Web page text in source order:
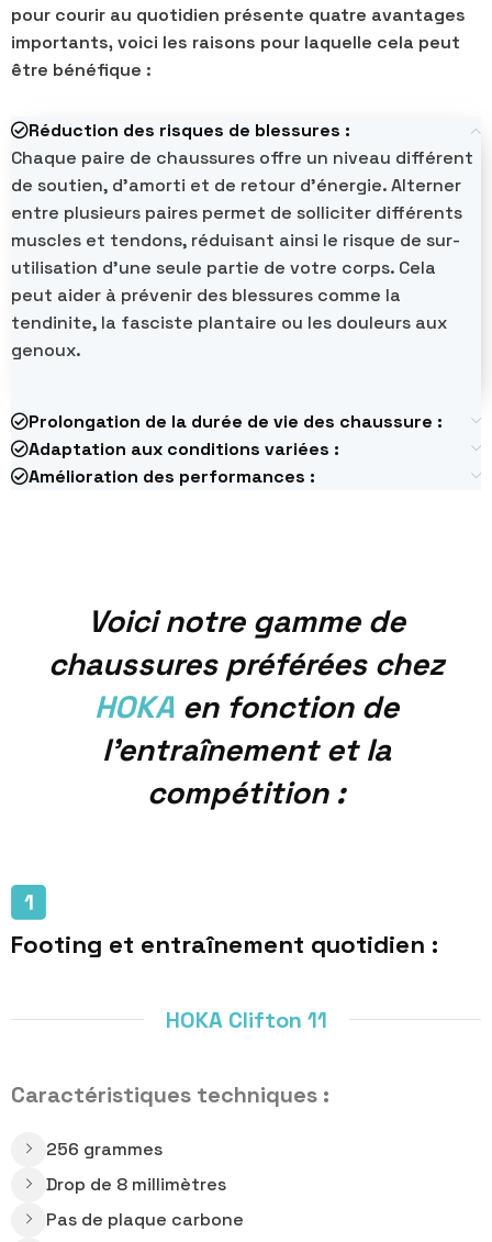
pour courir au quotidien présente quatre avantages
importants, voici les raisons pour laquelle cela peut
être bénéfique :
Réduction des risques de blessures :
Chaque paire de chaussures offre un niveau différent
de soutien, d'amorti et de retour d'énergie. Alterner
entre plusieurs paires permet de solliciter différents
muscles et tendons, réduisant ainsi le risque de sur-
utilisation d'une seule partie de votre corps. Cela
peut aider à prévenir des blessures comme la
tendinite, la fasciste plantaire ou les douleurs aux
genoux.
Prolongation de la durée de vie des chaussure :
Adaptation aux conditions variées :
Amélioration des performances :
Voici notre gamme de
chaussures préférées chez
HOKAen fonction de
l’entraînement et la
compétition :
Footing et entraînement quotidien :
HOKA Clifton 11
Caractéristiques techniques :
256 grammes
Drop de 8 millimètres
Pas de plaque carbone